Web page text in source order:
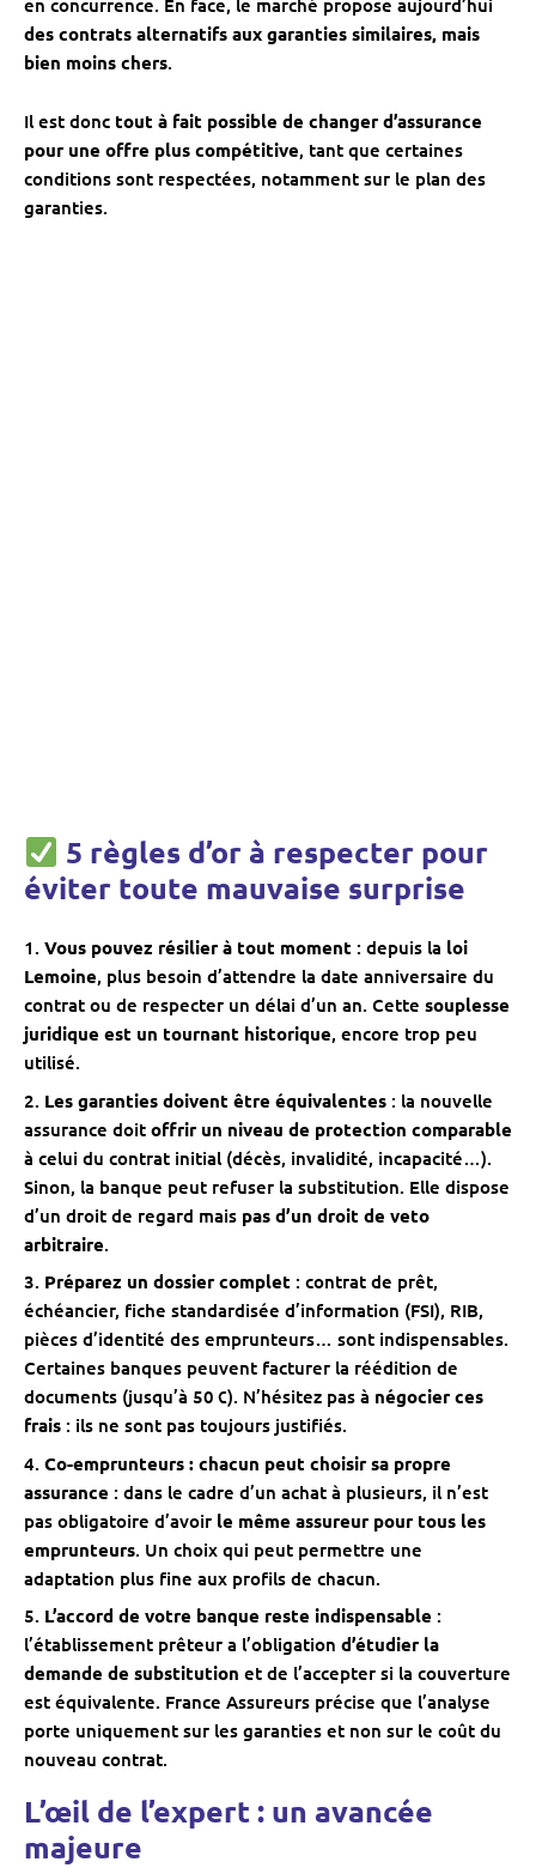
en concurrence. En face, le marché propose aujourd’hui
des contrats alternatifs aux garanties similaires, mais
bien moins chers.
Il est donc tout à fait possible de changer d’assurance
pour une offre plus compétitive, tant que certaines
conditions sont respectées, notamment sur le plan des
garanties.
5 règles d’or à respecter pour
éviter toute mauvaise surprise
Vous pouvez résilier à tout moment : depuis la loi
Lemoine, plus besoin d’attendre la date anniversaire du
contrat ou de respecter un délai d’un an. Cette souplesse
juridique est un tournant historique, encore trop peu
utilisé.
Les garanties doivent être équivalentes : la nouvelle
assurance doit offrir un niveau de protection comparable
à celui du contrat initial (décès, invalidité, incapacité…).
Sinon, la banque peut refuser la substitution. Elle dispose
d’un droit de regard mais pas d’un droit de veto
arbitraire.
Préparez un dossier complet : contrat de prêt,
échéancier, fiche standardisée d’information (FSI), RIB,
pièces d’identité des emprunteurs… sont indispensables.
Certaines banques peuvent facturer la réédition de
documents (jusqu’à 50 €). N’hésitez pas à négocier ces
frais : ils ne sont pas toujours justifiés.
Co-emprunteurs : chacun peut choisir sa propre
assurance : dans le cadre d’un achat à plusieurs, il n’est
pas obligatoire d’avoir le même assureur pour tous les
emprunteurs. Un choix qui peut permettre une
adaptation plus fine aux profils de chacun.
L’accord de votre banque reste indispensable :
l’établissement prêteur a l’obligation d’étudier la
demande de substitution et de l’accepter si la couverture
est équivalente. France Assureurs précise que l’analyse
porte uniquement sur les garanties et non sur le coût du
nouveau contrat.
L’œil de l’expert : un avancée
majeure